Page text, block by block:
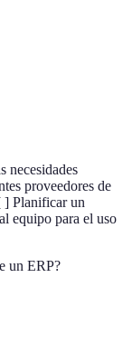
necesidades
proveedores de
] Planificar un
equipo para el uso
un ERP?